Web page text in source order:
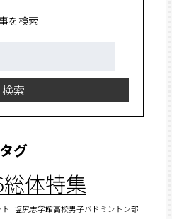
を検索
検索
タグ
体特集
塩尻志学館高校男子バドミントン部